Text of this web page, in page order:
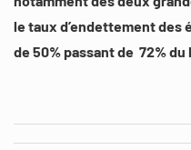
le taux d’endettement des
de 50% passant de 72% du